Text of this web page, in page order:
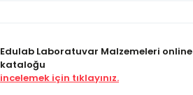
Edulab Laboratuvar Malzemeleri online
kataloğu
incelemek için tıklayınız.